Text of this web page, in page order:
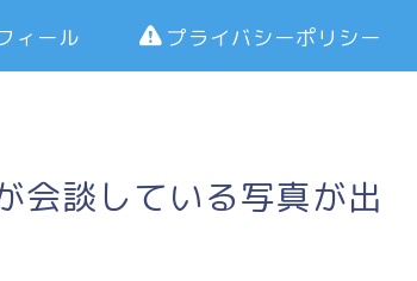
ィール プライバシーポリシー
会談している写真が出